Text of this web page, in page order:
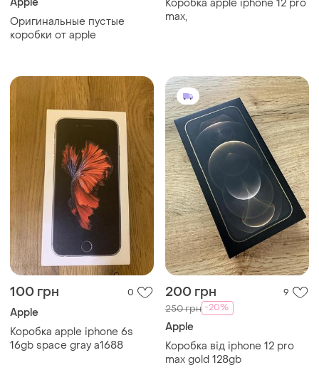
Apple
Оригинальные пустые
коробки от apple
Коробка apple iphone 12 pro
max,
100 грн 0
Apple
Коробка apple iphone 6s
16gb space gray a1688
200 грн 9
250 грн -20%
Apple
Коробка від iphone 12 pro
max gold 128gb